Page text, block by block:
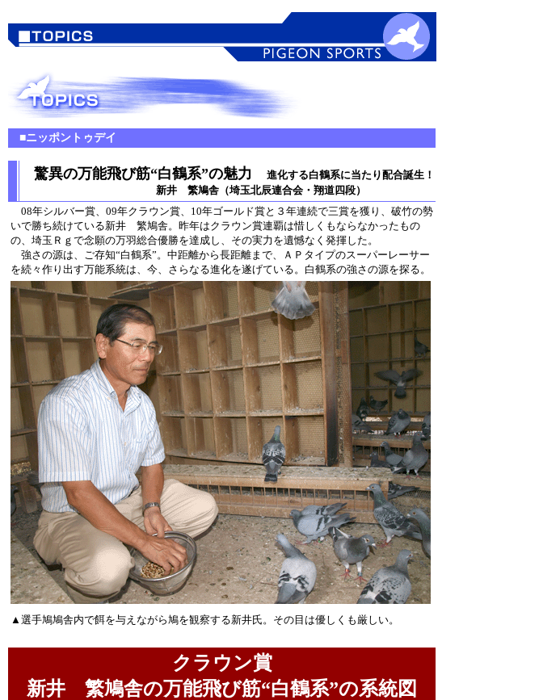
■ニッポントゥデイ
驚異の万能飛び筋“白鶴系”の魅力
進化する白鶴系に当たり配合誕生！
新井 繁鳩舎（埼玉北辰連合会・翔道四段）
08年シルバー賞、09年クラウン賞、10年ゴールド賞と３年連続で三賞を獲り、破竹の勢
いで勝ち続けている新井 繁鳩舎。昨年はクラウン賞連覇は惜しくもならなかったもの
の、埼玉Ｒｇで念願の万羽総合優勝を達成し、その実力を遺憾なく発揮した。
強さの源は、ご存知“白鶴系”。中距離から長距離まで、ＡＰタイプのスーパーレーサー
を続々作り出す万能系統は、今、さらなる進化を遂げている。白鶴系の強さの源を探る。
▲選手鳩鳩舎内で餌を与えながら鳩を観察する新井氏。その目は優しくも厳しい。
クラウン賞
新井 繁鳩舎の万能飛び筋“白鶴系”の系統図